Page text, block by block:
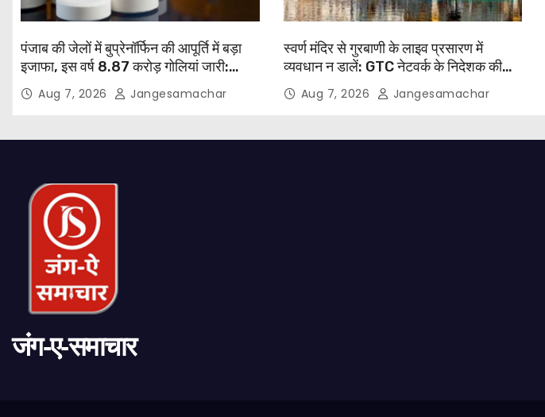
पंजाब की जेलों में बुप्रेनॉर्फिन की आपूर्ति में बड़ा
इजाफा, इस वर्ष 8.87 करोड़ गोलियां जारी:
रिपोर्टAug 7, 2026 Jangesamachar
स्वर्ण मंदिर से गुरबाणी के लाइव प्रसारण में
व्यवधान न डालें: GTC नेटवर्क के निदेशक की
SGPC से अपील
Aug 7, 2026 Jangesamachar
जंग-ए-समाचार